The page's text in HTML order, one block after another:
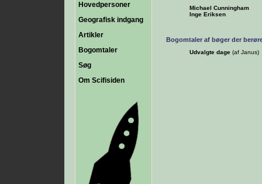
Hovedpersoner
Geografisk indgang
Artikler
Bogomtaler
Søg
Om Scifisiden
Michael Cunningham
Inge Eriksen
Bogomtaler af bøger der
Udvalgte dage (af Janus)